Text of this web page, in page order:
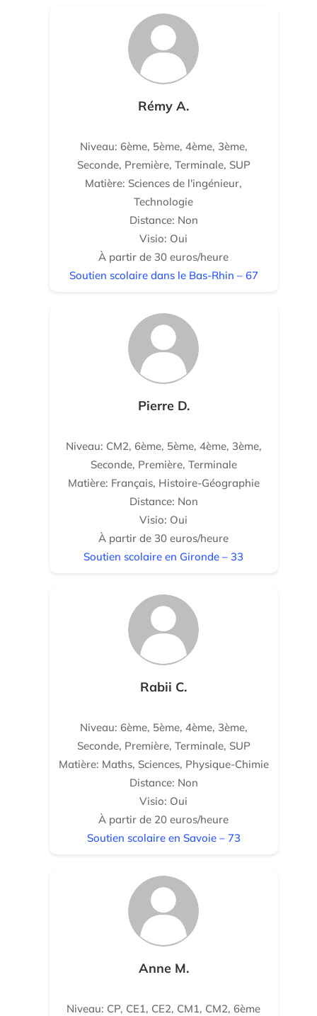
Rémy A.
Niveau: 6ème, 5ème, 4ème, 3ème,
Seconde, Première, Terminale, SUP
Matière: Sciences de l'ingénieur,
Technologie
Distance: Non
Visio: Oui
À partir de 30 euros/heure
Soutien scolaire dans le Bas-Rhin – 67
Pierre D.
Niveau: CM2, 6ème, 5ème, 4ème, 3ème,
Seconde, Première, Terminale
Matière: Français, Histoire-Géographie
Distance: Non
Visio: Oui
À partir de 30 euros/heure
Soutien scolaire en Gironde – 33
Rabii C.
Niveau: 6ème, 5ème, 4ème, 3ème,
Seconde, Première, Terminale, SUP
Matière: Maths, Sciences, Physique-Chimie
Distance: Non
Visio: Oui
À partir de 20 euros/heure
Soutien scolaire en Savoie – 73
Anne M.
Niveau: CP, CE1, CE2, CM1, CM2, 6ème